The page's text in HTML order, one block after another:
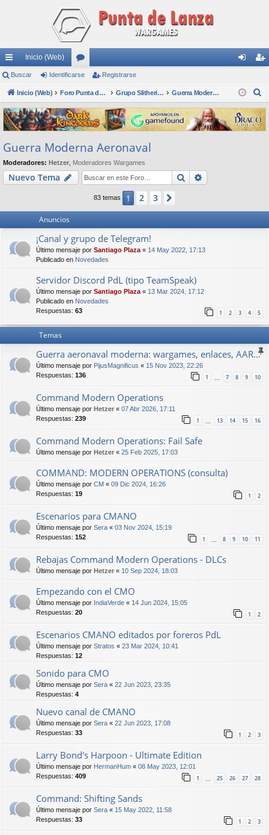
nl
ac
es
rá
pi
do
s
Inicio (Web)
or
os nti
fic
ar
ist
ra
rs
Buscar Identificarse Registrarse
Inicio (Web) Foro Punta de Lanza Wargames Grupo Slitherine Guerra Moderna Aeronaval
s
c
Guerra Moderna Aeronaval
Moderadores: Hetzer Moderadores Wargames
Nuevo Tema Buscar
83 temas 1 2 3
Anuncios
¡Canal y grupo de Telegram!
Último mensaje por Santiago Plaza « 14 May 2022, 17:13
Publicado en Novedades
Servidor Discord PdL (tipo TeamSpeak)
Último mensaje por Santiago Plaza « 13 Mar 2024, 17:12
Publicado en Novedades
Respuestas: 63 1 2 3 4 5
Temas
Guerra aeronaval moderna: wargames, enlaces, AAR...
Último mensaje por PijusMagnificus « 15 Nov 2023, 22:26
Respuestas: 136 1 7 8 9 10
Command Modern Operations
Último mensaje por Hetzer « 07 Abr 2026, 17:11
Respuestas: 239 1 13 14 15 16
Command Modern Operations: Fail Safe
Último mensaje por Hetzer « 25 Feb 2025, 17:03
COMMAND: MODERN OPERATIONS (consulta)
Último mensaje por CM « 09 Dic 2024, 16:26
Respuestas: 19 1 2
Escenarios para CMANO
Último mensaje por Sera « 03 Nov 2024, 15:19
Respuestas: 152 1 … 8 9 10 11
Rebajas Command Modern Operations - DLCs
Último mensaje por Hetzer « 10 Sep 2024, 18:03
Empezando con el CMO
Último mensaje por IndiaVerde « 14 Jun 2024, 15:05
Respuestas: 20 1 2
Escenarios CMANO editados por foreros PdL
Último mensaje por Stratos « 23 Mar 2024, 10:41
Respuestas: 12
Sonido para CMO
Último mensaje por Sera « 22 Jun 2023, 23:35
Respuestas: 4
Nuevo canal de CMANO
Último mensaje por Sera « 22 Jun 2023, 17:08
Respuestas: 33 1 2 3
Larry Bond's Harpoon - Ultimate Edition
Último mensaje por HermanHum « 08 May 2023, 12:01
Respuestas: 409 1 … 25 26 27 28
Command: Shifting Sands
Último mensaje por Sera « 15 May 2022, 11:58
Respuestas: 33 1 2 3